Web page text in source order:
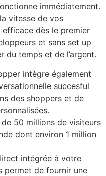
immédiatement.
vitesse de vos
efficace dès le premier
et sans set up
du temps et de l’argent.
intègre également
succesful
des shoppers et de
50 millions de visiteurs
dont environ 1 million
intégrée à votre
permet de fournir une